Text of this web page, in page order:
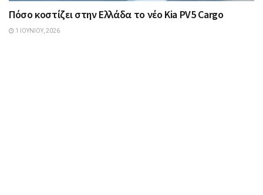
Πόσο κοστίζει στην Ελλάδα το νέο Kia PV5 Cargo
1 ΙΟΥΝΊΟΥ, 2026